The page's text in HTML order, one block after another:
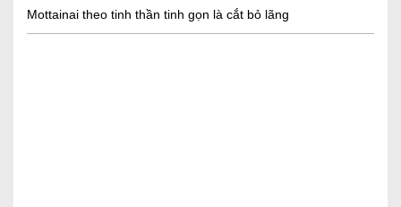
Mottainai theo tinh thần tinh gọn là cắt bỏ lãng